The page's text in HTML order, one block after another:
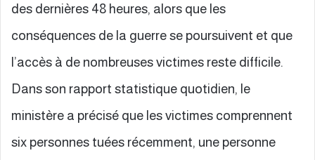
des dernières 48 heures, alors que les
conséquences de la guerre se poursuivent et que
l’accès à de nombreuses victimes reste difficile.
Dans son rapport statistique quotidien, le
ministère a précisé que les victimes comprennent
six personnes tuées récemment, une personne